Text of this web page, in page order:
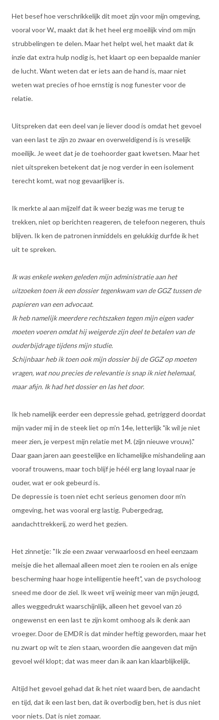
Het besef hoe verschrikkelijk dit moet zijn voor mijn omgeving,
vooral voor W., maakt dat ik het heel erg moeilijk vind om mijn
strubbelingen te delen. Maar het helpt wel, het maakt dat ik
inzie dat extra hulp nodig is, het klaart op een bepaalde manier
de lucht. Want weten dat er iets aan de hand is, maar niet
weten wat precies of hoe ernstig is nog funester voor de
relatie.
Uitspreken dat een deel van je liever dood is omdat het gevoel
van een last te zijn zo zwaar en overweldigend is is vreselijk
moeilijk. Je weet dat je de toehoorder gaat kwetsen. Maar het
niet uitspreken betekent dat je nog verder in een isolement
terecht komt, wat nog gevaarlijker is.
Ik merkte al aan mijzelf dat ik weer bezig was me terug te
trekken, niet op berichten reageren, de telefoon negeren, thuis
blijven. Ik ken de patronen inmiddels en gelukkig durfde ik het
uit te spreken.
Ik was enkele weken geleden mijn administratie aan het
uitzoeken toen ik een dossier tegenkwam van de GGZ tussen de
papieren van een advocaat.
Ik heb namelijk meerdere rechtszaken tegen mijn eigen vader
moeten voeren omdat hij weigerde zijn deel te betalen van de
ouderbijdrage tijdens mijn studie.
Schijnbaar heb ik toen ook mijn dossier bij de GGZ op moeten
vragen, wat nou precies de relevantie is snap ik niet helemaal,
maar afijn. Ik had het dossier en las het door.
Ik heb namelijk eerder een depressie gehad, getriggerd doordat
mijn vader mij in de steek liet op m'n 14e, letterlijk "ik wil je niet
meer zien, je verpest mijn relatie met M. (zijn nieuwe vrouw)."
Daar gaan jaren aan geestelijke en lichamelijke mishandeling aan
vooraf trouwens, maar toch blijf je héél erg lang loyaal naar je
ouder, wat er ook gebeurd is.
De depressie is toen niet echt serieus genomen door m'n
omgeving, het was vooral erg lastig. Pubergedrag,
aandachttrekkerij, zo werd het gezien.
Het zinnetje: "Ik zie een zwaar verwaarloosd en heel eenzaam
meisje die het allemaal alleen moet zien te rooien en als enige
bescherming haar hoge intelligentie heeft", van de psycholoog
sneed me door de ziel. Ik weet vrij weinig meer van mijn jeugd,
alles weggedrukt waarschijnlijk, alleen het gevoel van zó
ongewenst en een last te zijn komt omhoog als ik denk aan
vroeger. Door de EMDR is dat minder heftig geworden, maar het
nu zwart op wit te zien staan, woorden die aangeven dat mijn
gevoel wél klopt; dat was meer dan ik aan kan klaarblijkelijk.
Altijd het gevoel gehad dat ik het niet waard ben, de aandacht
en tijd, dat ik een last ben, dat ik overbodig ben, het is dus niet
voor niets. Dat is niet zomaar.